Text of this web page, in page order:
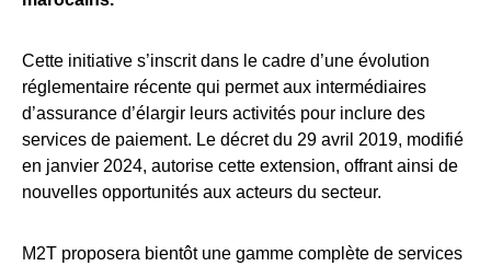
Cette initiative s’inscrit dans le cadre d’une évolution
réglementaire récente qui permet aux intermédiaires
d’assurance d’élargir leurs activités pour inclure des
services de paiement. Le décret du 29 avril 2019, modifié
en janvier 2024, autorise cette extension, offrant ainsi de
nouvelles opportunités aux acteurs du secteur.
M2T proposera bientôt une gamme complète de services